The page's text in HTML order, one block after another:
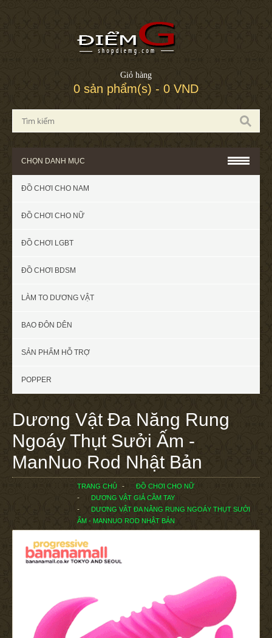
Giỏ hàng
0 sản phẩm(s) - 0 VND
CHỌN DANH MỤC
ĐỒ CHƠI CHO NAM
ĐỒ CHƠI CHO NỮ
ĐỒ CHƠI LGBT
ĐỒ CHƠI BDSM
LÀM TO DƯƠNG VẬT
BAO ĐÔN DÊN
SẢN PHẨM HỖ TRỢ
POPPER
Dương Vật Đa Năng Rung
Ngoáy Thụt Sưởi Ấm -
ManNuo Rod Nhật Bản
TRANG CHỦ
ĐỒ CHƠI CHO NỮ
DƯƠNG VẬT GIẢ CẦM TAY
DƯƠNG VẬT ĐA NĂNG RUNG NGOÁY THỤT SƯỞI
ẤM - MANNUO ROD NHẬT BẢN